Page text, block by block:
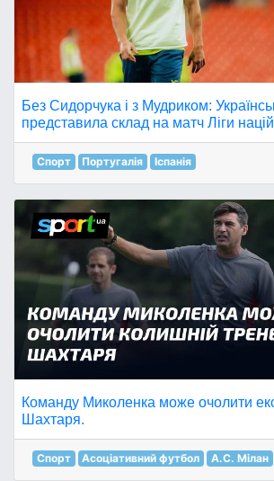
Без Сидорчука і з Мудриком:
представила склад на матч Ліги
Спорт Португалія Іспанія
Команду Миколенка може очолити
Шахтаря.
Спорт Асоціативний футбол A.C. Мілан